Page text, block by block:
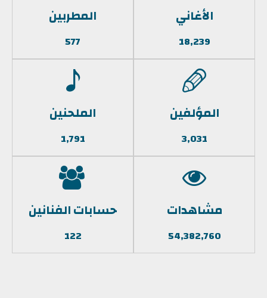
الأغاني
18,239
المطربين
577
المؤلفين
3,031
الملحنين
1,791
مشاهدات
54,382,760
حسابات الفنانين
122